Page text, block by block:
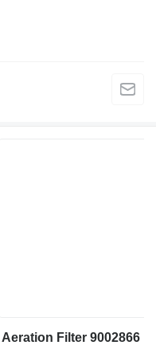
Filter 9002866